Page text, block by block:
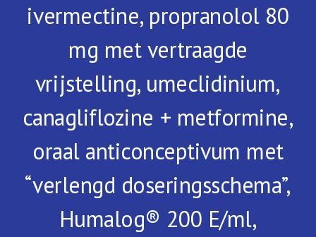
Contact
ivermectine, propranolol 80
mg met vertraagde
vrijstelling, umeclidinium,
canagliflozine + metformine,
oraal anticonceptivum met
“verlengd doseringsschema”,
Humalog® 200 E/ml,